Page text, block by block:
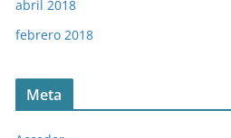
abril 2018
febrero 2018
Meta